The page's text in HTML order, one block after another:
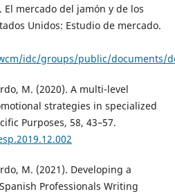
El mercado del jamón y de los
Unidos: Estudio de mercado.
idc/groups/public/documents/
M. (2020). A multi-level
strategies in specialized
Purposes, 58, 43–57.
M. (2021). Developing a
Professionals Writing